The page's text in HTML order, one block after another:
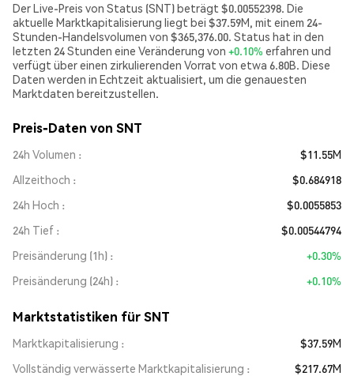
Der Live-Preis von Status (SNT) beträgt $0.00552398. Die
aktuelle Marktkapitalisierung liegt bei $37.59M, mit einem 24-
Stunden-Handelsvolumen von $365,376.00. Status hat in den
letzten 24 Stunden eine Veränderung von +0.10% erfahren und
verfügt über einen zirkulierenden Vorrat von etwa 6.80B. Diese
Daten werden in Echtzeit aktualisiert, um die genauesten
Marktdaten bereitzustellen.
Preis-Daten von SNT
24h Volumen
$11.55M
Allzeithoch
$0.684918
24h Hoch
$0.0055853
24h Tief
$0.00544794
Preisänderung (1h)
+0.30%
Preisänderung (24h)
+0.10%
Marktstatistiken für SNT
Marktkapitalisierung
$37.59M
Vollständig verwässerte Marktkapitalisierung
$217.67M